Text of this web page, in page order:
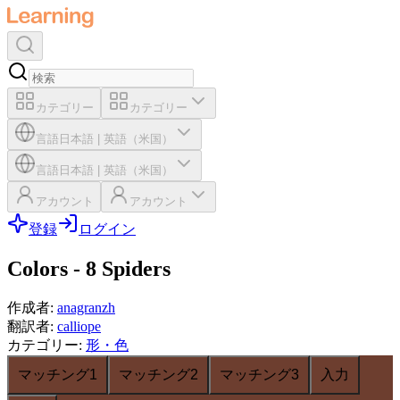
カテゴリー カテゴリー
言語 日本語 英語（米国）
言語 日本語 英語（米国）
アカウント アカウント
登録 ログイン
Colors - 8 Spiders
作成者: anagranzh
翻訳者: calliope
カテゴリー: 形・色
マッチング1
マッチング2 マッチング3 入力